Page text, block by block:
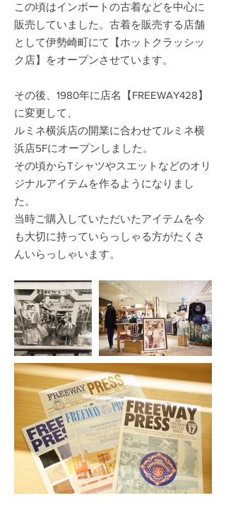
この頃はインポートの古着などを中心に
販売していました。古着を販売する店舗
として伊勢崎町にて【ホットクラッシッ
ク店】をオープンさせています。
その後、1980年に店名【FREEWAY428】
に変更して、
ルミネ横浜店の開業に合わせてルミネ横
浜店5Fにオープンしました。
その頃からTシャツやスエットなどのオリ
ジナルアイテムを作るようになりまし
た。
当時ご購入していただいたアイテムを今
も大切に持っていらっしゃる方がたくさ
んいらっしゃいます。